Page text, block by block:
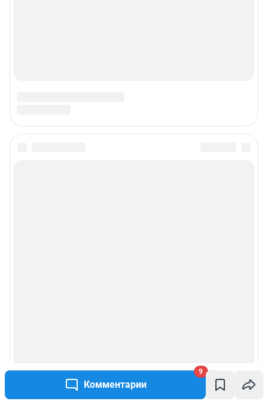
Комментарии
9